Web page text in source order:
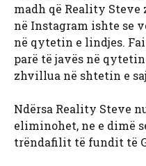
madh që Reality Steve
në Instagram ishte se
në qytetin e lindjes.
parë të javës në
zhvillua në shtetin e
Ndërsa Reality Steve
eliminohet, ne e dimë
trëndafilit të fundit të